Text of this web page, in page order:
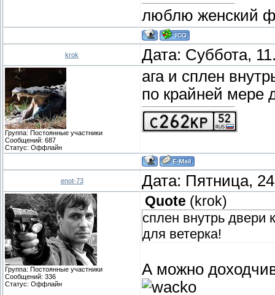
люблю женский
krok Дата: Суббота,
Группа: Постоянные участники
Сообщений: 687
Статус: Оффлайн
ага и сплен
по крайней мере
enot-73 Дата: Пятница,
Группа: Постоянные участники
Сообщений: 336
Статус: Оффлайн
Quote (krok)
сплен внутрь двери
для ветерка!
А можно